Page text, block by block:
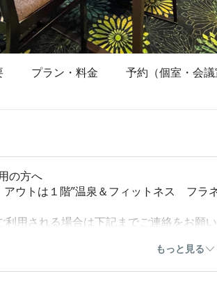
プラン・料金 予約（個室・会
の方へ
ウトは１階”温泉＆フィットネス フラ
用される場合は下記までご連絡をお願
もっと見る